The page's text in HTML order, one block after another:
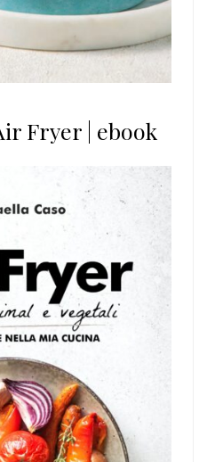
Fryer | ebook